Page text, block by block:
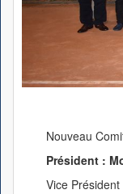
Nouveau
Président :
Vice